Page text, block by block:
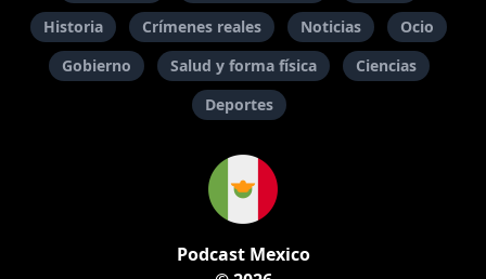
Historia
Crímenes reales Noticias
Ocio
Gobierno
Salud y forma física
Ciencias
Deportes
Podcast Mexico